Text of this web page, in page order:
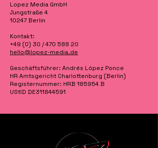
Lopez Media GmbH
Jungstraße 4
10247 Berlin
Kontakt:
+49 (0) 30 / 470 588 20
hello@lopez-media.de
Geschäftsführer: Andrés López Ponce
HR Amtsgericht Charlottenburg (Berlin)
Registernummer: HRB 185954 B
UStID DE311844591